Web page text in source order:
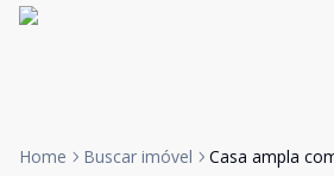
Home Buscar imóvel Casa ampla